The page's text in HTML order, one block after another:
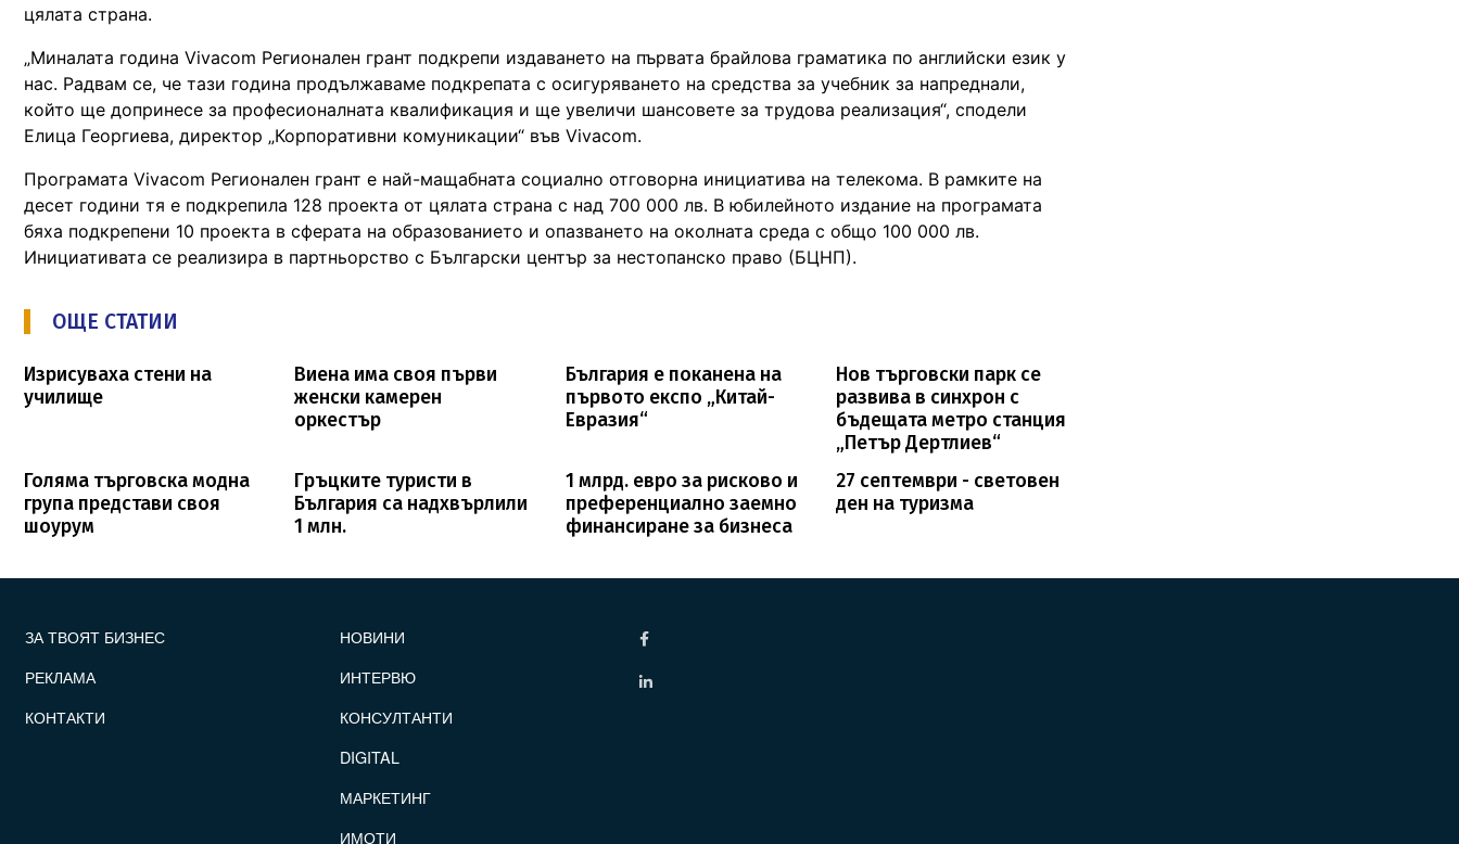
цялата страна.
„Миналата година Vivacom Регионален грант подкрепи издаването на първата брайлова граматика по английски език у
нас. Радвам се, че тази година продължаваме подкрепата с осигуряването на средства за учебник за напреднали,
който ще допринесе за професионалната квалификация и ще увеличи шансовете за трудова реализация“, сподели
Елица Георгиева, директор „Корпоративни комуникации“ във Vivacom.
Програмата Vivacom Регионален грант е най-мащабната социално отговорна инициатива на телекома. В рамките на
десет години тя е подкрепила 128 проекта от цялата страна с над 700 000 лв. В юбилейното издание на програмата
бяха подкрепени 10 проекта в сферата на образованието и опазването на околната среда с общо 100 000 лв.
Инициативата се реализира в партньорство с Български център за нестопанско право (БЦНП).
ОЩЕ СТАТИИ
Изрисуваха стени на
училище
Виена има своя първи
женски камерен
оркестър
България е поканена на
първото експо „Китай-
Евразия“
Нов търговски парк се
развива в синхрон с
бъдещата метро станция
„Петър Дертлиев“
Голяма търговска модна
група представи своя
шоурум
Гръцките туристи в
България са надхвърлили
1 млн.
1 млрд. евро за рисково и
преференциално заемно
финансиране за бизнеса
27 септември - световен
ден на туризма
ЗА ТВОЯТ БИЗНЕС
РЕКЛАМА
КОНТАКТИ
НОВИНИ
ИНТЕРВЮ
КОНСУЛТАНТИ
DIGITAL
МАРКЕТИНГ
ИМОТИ